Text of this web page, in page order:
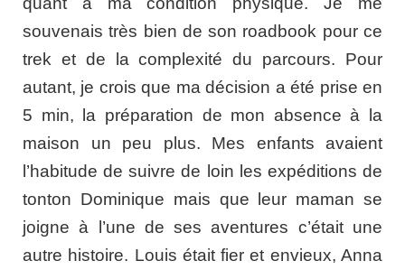
souvenais très bien de son roadbook pour ce
trek et de la complexité du parcours. Pour
autant, je crois que ma décision a été prise en
5 min, la préparation de mon absence à la
maison un peu plus. Mes enfants avaient
l’habitude de suivre de loin les expéditions de
tonton Dominique mais que leur maman se
joigne à l’une de ses aventures c’était une
autre histoire. Louis était fier et envieux, Anna